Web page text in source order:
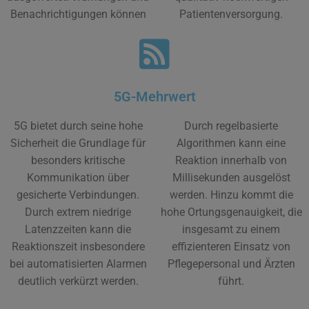
Benachrichtigungen können
Patientenversorgung.
5G-Mehrwert
5G bietet durch seine hohe
Sicherheit die Grundlage für
besonders kritische
Kommunikation über
gesicherte Verbindungen.
Durch extrem niedrige
Latenzzeiten kann die
Reaktionszeit insbesondere
bei automatisierten Alarmen
deutlich verkürzt werden.
Durch regelbasierte
Algorithmen kann eine
Reaktion innerhalb von
Millisekunden ausgelöst
werden. Hinzu kommt die
hohe Ortungsgenauigkeit, die
insgesamt zu einem
effizienteren Einsatz von
Pflegepersonal und Ärzten
führt.